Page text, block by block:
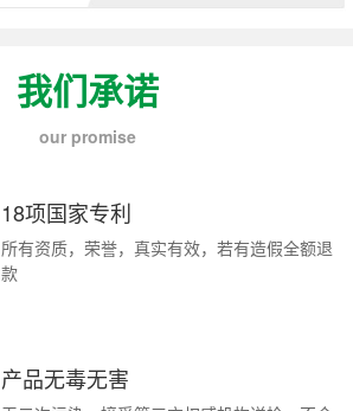
我们承诺
our promise
18项国家专利
所有资质，荣誉，真实有效，若有造假全额退
款
产品无毒无害